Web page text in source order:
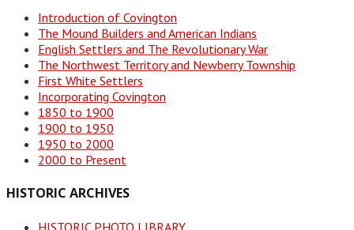
Introduction of Covington
The Mound Builders and American Indians
English Settlers and The Revolutionary War
The Northwest Territory and Newberry Township
First White Settlers
Incorporating Covington
1850 to 1900
1900 to 1950
1950 to 2000
2000 to Present
HISTORIC ARCHIVES
HISTORIC PHOTO LIBRARY